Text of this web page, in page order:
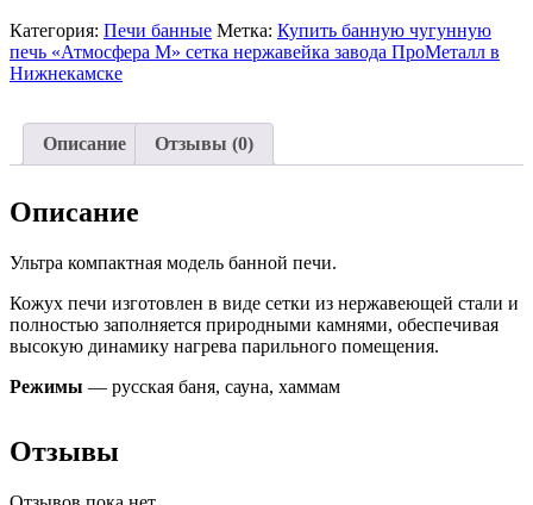
M»
сетка
нержавейка
Категория: Печи банные Метка: Купить банную чугунную
печь «Атмосфера M» сетка нержавейка завода ПроМеталл в
Нижнекамске
Описание Отзывы (0)
Описание
Ультра компактная модель банной печи.
Кожух печи изготовлен в виде сетки из нержавеющей стали и
полностью заполняется природными камнями, обеспечивая
высокую динамику нагрева парильного помещения.
Режимы — русская баня, сауна, хаммам
Отзывы